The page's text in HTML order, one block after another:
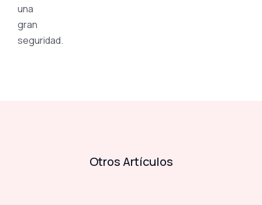
una
gran
seguridad.
Otros Artículos